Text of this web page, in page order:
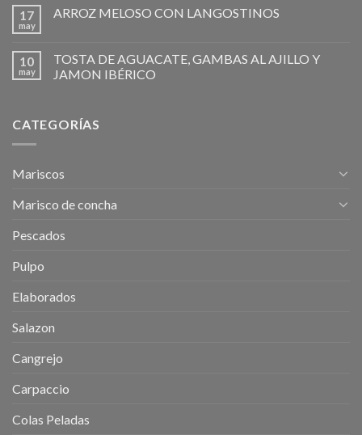
17
may
ARROZ MELOSO CON LANGOSTINOS
10
may
TOSTA DE AGUACATE, GAMBAS AL AJILLO Y
JAMON IBÉRICO
CATEGORÍAS
Mariscos
Marisco de concha
Pescados
Pulpo
Elaborados
Salazon
Cangrejo
Carpaccio
Colas Peladas